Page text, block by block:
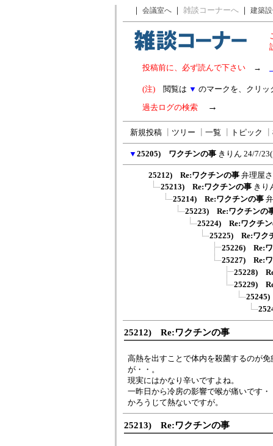
｜ 会議室へ ｜ 雑談コーナーへ ｜ 建築
投稿前に、必ず読んで下さい →
(注) 閲覧は ▼ のマークを、クリッ
過去ログの検索 →
新規投稿 ツリー 一覧 トピック
▼ 25205) ワクチンの事 きりん 24/7/
25212) Re:ワクチンの事 弁理屋
25213) Re:ワクチンの事 きり
25214) Re:ワクチンの事
25223) Re:ワクチンの
25224) Re:ワクチ
25225) Re:ワク
25226) Re:
25227) Re:
25228)
25229)
25212) Re:ワクチンの事
高熱を出すことで体内を殺菌するのが
が・・。
現実にはかなり辛いですよね。
一昨日から冷房の影響で喉が痛いです・
かろうじて熱ないですが。
25213) Re:ワクチンの事